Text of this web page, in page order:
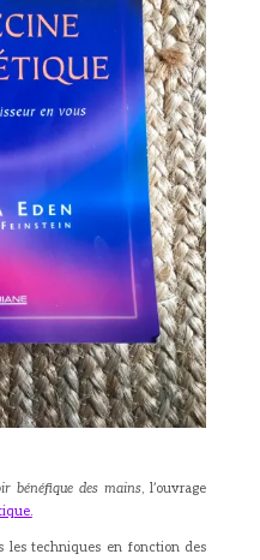
bénéfique des mains , l’ouvrage
les techniques en fonction des